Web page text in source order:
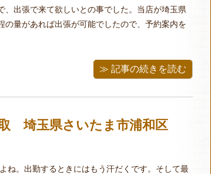
、出張で来て欲しいとの事でした。当店が埼玉県
の量があれば出張が可能でしたので、予約案内を
≫ 記事の続きを読む
埼玉県さいたま市浦和区
ね。出勤するときにはもう汗だくです。そして最